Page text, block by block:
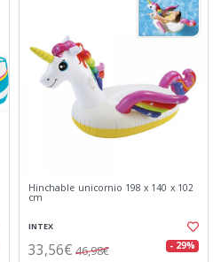
Hinchable unicornio 198 x 140 x 102
cm
INTEX
33,56€ 46,98€ - 29%